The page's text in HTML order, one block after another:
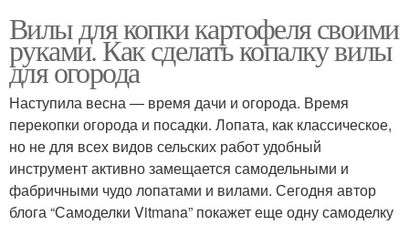
Вилы для копки картофеля своими
руками. Как сделать копалку вилы
для огорода
Наступила весна — время дачи и огорода. Время
перекопки огорода и посадки. Лопата, как классическое,
но не для всех видов сельских работ удобный
инструмент активно замещается самодельными и
фабричными чудо лопатами и вилами. Сегодня автор
блога “Самоделки Vitmana” покажет еще одну самоделку